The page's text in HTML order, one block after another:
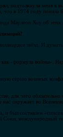
подтолкнула меня к
в 1974 году поняла
Маултон Хоу об
звёзд. И
«формула войны».
серию военных
для чего
окружает во
был составлен
Союз, международный